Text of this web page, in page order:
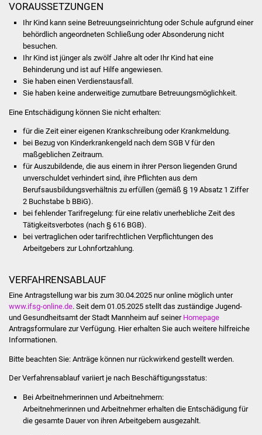
Lebenslagen
Formulare
Bildung
Schulen
Kindergärten
Kolping-Musikschule
Volkshochschule
Soziale Einrichtungen
Lokale Agenda
Jugendhaus
Fachteam Jugend
Kinder- und
Familienzentrum
Stadtwerke
VORAUSSETZUNGEN
Ihr Kind kann seine Betreuungseinrichtung oder Schule aufgrund einer
behördlich angeordneten Schließung oder Absonderung nicht
besuchen.
Ihr Kind ist jünger als zwölf Jahre alt oder Ihr Kind hat eine
Behinderung und ist auf Hilfe angewiesen.
Sie haben einen Verdienstausfall.
Sie haben keine anderweitige zumutbare Betreuungsmöglichkeit.
Eine Entschädigung können Sie nicht erhalten:
für die Zeit einer eigenen Krankschreibung oder Krankmeldung.
bei Bezug von Kinderkrankengeld nach dem SGB V für den
maßgeblichen Zeitraum.
für Auszubildende, die aus einem in ihrer Person liegenden Grund
unverschuldet verhindert sind, ihre Pflichten aus dem
Berufsausbildungsverhältnis zu erfüllen (gemäß § 19 Absatz 1 Ziffer
2 Buchstabe b BBiG).
bei fehlender Tarifregelung: für eine relativ unerhebliche Zeit des
Tätigkeitsverbotes (nach § 616 BGB).
bei vertraglichen oder tarifrechtlichen Verpflichtungen des
Arbeitgebers zur Lohnfortzahlung.
VERFAHRENSABLAUF
Eine Antragstellung war bis zum 30.04.2025 nur online möglich unter
www.ifsg-online.de. Seit dem 01.05.2025 stellt das zuständige Jugend-
und Gesundheitsamt der Stadt Mannheim auf seiner Homepage
Antragsformulare zur Verfügung. Hier erhalten Sie auch weitere hilfreiche
Informationen.
Bitte beachten Sie: Anträge können nur rückwirkend gestellt werden.
Der Verfahrensablauf variiert je nach Beschäftigungsstatus:
Bei Arbeitnehmerinnen und Arbeitnehmern:
Arbeitnehmerinnen und Arbeitnehmer erhalten die Entschädigung für
die gesamte Dauer von ihren Arbeitgebern ausgezahlt.